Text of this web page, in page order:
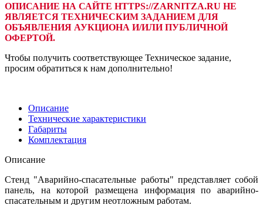
ОПИСАНИЕ НА САЙТЕ HTTPS://ZARNITZA.RU НЕ
ЯВЛЯЕТСЯ ТЕХНИЧЕСКИМ ЗАДАНИЕМ ДЛЯ
ОБЪЯВЛЕНИЯ АУКЦИОНА И/ИЛИ ПУБЛИЧНОЙ
ОФЕРТОЙ.
Чтобы получить соответствующее Техническое задание,
просим обратиться к нам дополнительно!
Описание
Технические характеристики
Габариты
Комплектация
Описание
Стенд "Аварийно-спасательные работы" представляет собой
панель, на которой размещена информация по аварийно-
спасательным и другим неотложным работам.